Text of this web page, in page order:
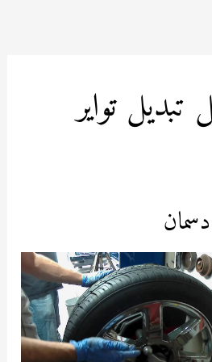
تبديل تواير